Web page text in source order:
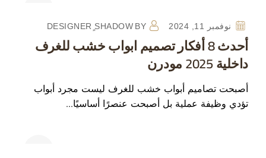
نوفمبر 11, 2024 BY DESIGNER ٍSHADOW
أحدث 8 أفكار تصميم ابواب خشب للغرف
داخلية 2025 مودرن
أصبحت تصاميم أبواب خشب للغرف ليست مجرد أبواب
تؤدي وظيفة عملية بل أصبحت عنصرًا أساسيًا…